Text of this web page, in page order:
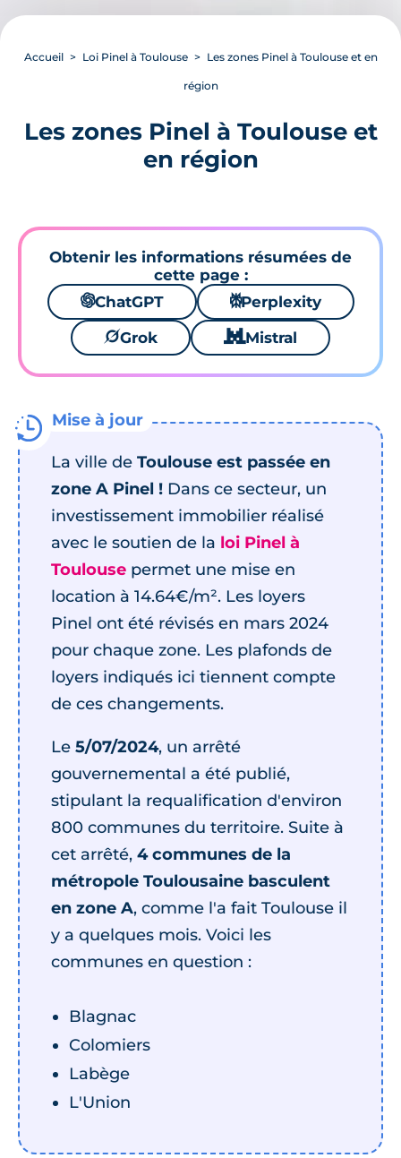
Accueil Loi Pinel à Toulouse Les zones Pinel à Toulouse et en
région
Les zones Pinel à Toulouse et
en région
Obtenir les informations résumées de
cette page :
🌌ChatGPT ⚙Perplexity
🪐Grok 🐱 Mistral
La ville de Toulouse est passée en
zone A Pinel ! Dans ce secteur, un
investissement immobilier réalisé
avec le soutien de la loi Pinel à
Toulouse permet une mise en
location à 14.64€/m². Les loyers
Pinel ont été révisés en mars 2024
pour chaque zone. Les plafonds de
loyers indiqués ici tiennent compte
de ces changements.
Le 5/07/2024, un arrêté
gouvernemental a été publié,
stipulant la requalification d'environ
800 communes du territoire. Suite à
cet arrêté, 4 communes de la
métropole Toulousaine basculent
en zone A, comme l'a fait Toulouse il
y a quelques mois. Voici les
communes en question :
Blagnac
Colomiers
Labège
L'Union